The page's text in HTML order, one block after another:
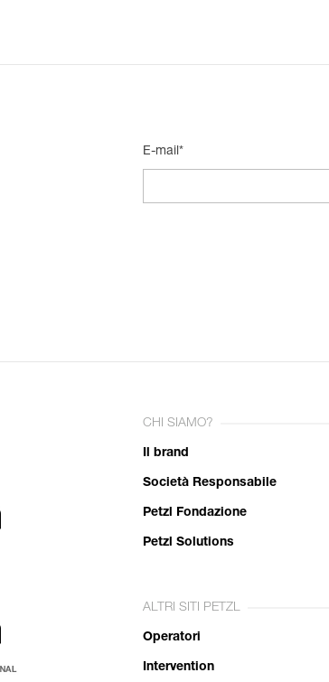
E-mail*
CHI SIAMO?
Il brand
Società Responsabile
Petzl Fondazione
Petzl Solutions
ALTRI SITI PETZL
Operatori
Intervention